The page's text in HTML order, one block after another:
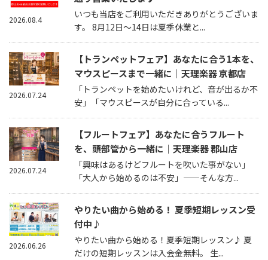
いつも当店をご利用いただきありがとうございま
す。 8月12日～14日は夏季休業と...
2026.08.4
【トランペットフェア】あなたに合う1本を、
マウスピースまで一緒に｜天理楽器 京都店
「トランペットを始めたいけれど、音が出るか不
安」「マウスピースが自分に合っている...
2026.07.24
【フルートフェア】あなたに合うフルート
を、頭部管から一緒に｜天理楽器 郡山店
「興味はあるけどフルートを吹いた事がない」
「大人から始めるのは不安」——そんな方...
2026.07.24
やりたい曲から始める！ 夏季短期レッスン受
付中♪
やりたい曲から始める！夏季短期レッスン♪ 夏
だけの短期レッスンは入会金無料。 生...
2026.06.26